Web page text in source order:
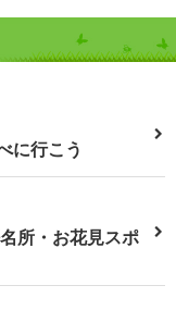
に行こう
所・お花見スポ